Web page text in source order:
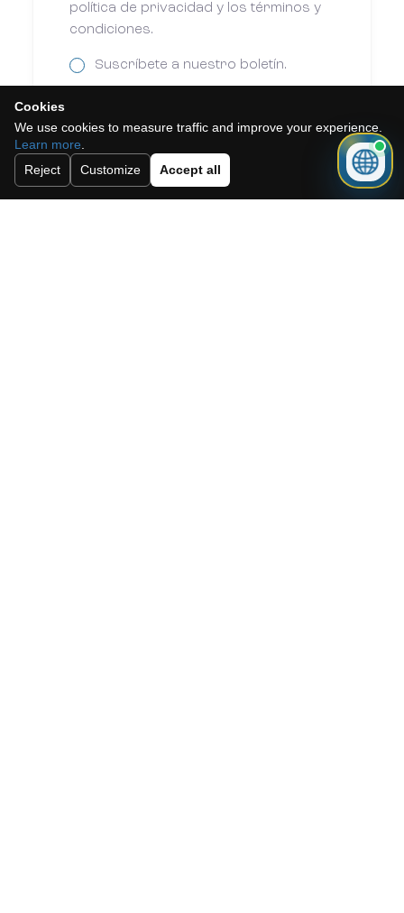
política de privacidad y los términos y
condiciones.
Suscríbete a nuestro boletín.
Enviar
Cookies
We use cookies to measure traffic and improve your experience.
Learn more
Reject
Customize Accept all